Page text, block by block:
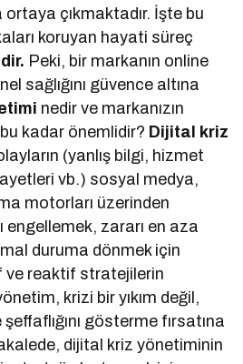
çıkmaktadır. İşte bu
koruyan hayati süreç
Peki, bir markanın online
sağlığını güvence altına
nedir ve markanızın
kadar önemlidir? Dijital kriz
(yanlış bilgi, hizmet
vb.) sosyal medya,
motorları üzerinden
engellemek, zararı en aza
duruma dönmek için
ve reaktif stratejilerin
krizi bir yıkım değil,
gösterme fırsatına
dijital kriz yönetiminin